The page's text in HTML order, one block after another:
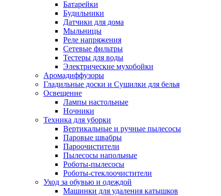
Батарейки
Будильники
Датчики для дома
Мыльницы
Реле напряжения
Сетевые фильтры
Тестеры для воды
Электрические мухобойки
Аромадиффузоры
Гладильные доски и Сушилки для белья
Освещение
Лампы настольные
Ночники
Техника для уборки
Вертикальные и ручные пылесосы
Паровые швабры
Пароочистители
Пылесосы напольные
Роботы-пылесосы
Роботы-стеклоочистители
Уход за обувью и одеждой
Машинки для удаления катышков